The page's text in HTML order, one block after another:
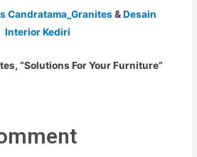
Candratama_Granites&Desain
Interior Kediri
“Solutions For Your Furniture”